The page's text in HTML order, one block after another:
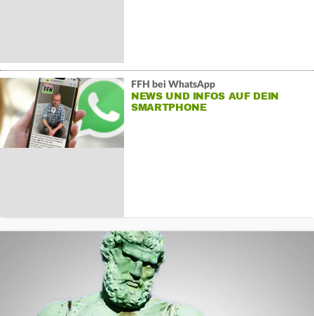
FFH bei WhatsApp
NEWS UND INFOS AUF DEIN
SMARTPHONE